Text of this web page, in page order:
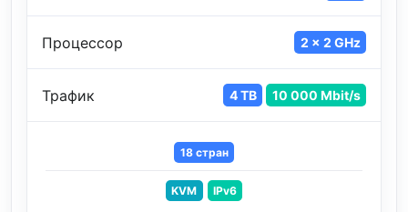
Процессор 2 x 2 GHz
Трафик 4 TB 10 000 Mbit/s
18 стран
KVM IPv6